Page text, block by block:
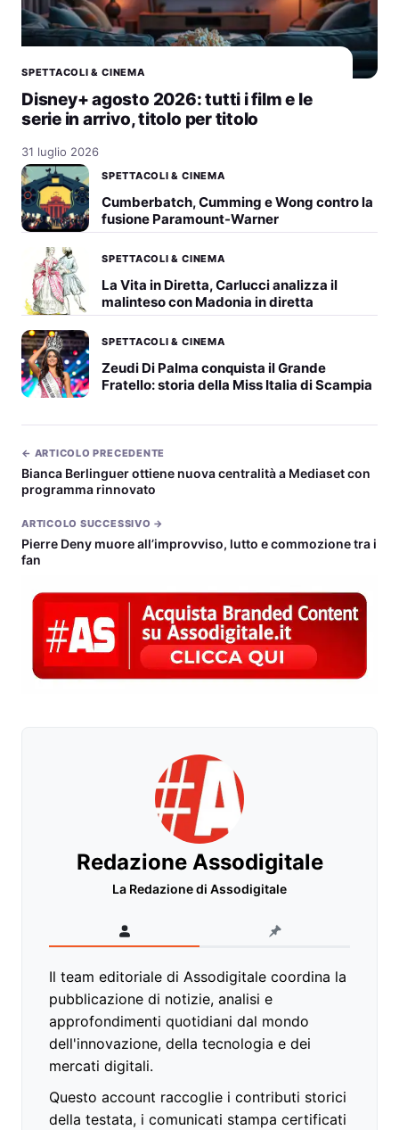
SPETTACOLI & CINEMA
Disney+ agosto 2026: tutti i film e le
serie in arrivo, titolo per titolo
31 luglio 2026
SPETTACOLI & CINEMA
Cumberbatch, Cumming e Wong contro la
fusione Paramount-Warner
SPETTACOLI & CINEMA
La Vita in Diretta, Carlucci analizza il
malinteso con Madonia in diretta
SPETTACOLI & CINEMA
Zeudi Di Palma conquista il Grande
Fratello: storia della Miss Italia di Scampia
← ARTICOLO PRECEDENTE
Bianca Berlinguer ottiene nuova centralità a Mediaset con
programma rinnovato
ARTICOLO SUCCESSIVO →
Pierre Deny muore all’improvviso, lutto e commozione tra i
fan
Redazione Assodigitale
La Redazione di Assodigitale
Il team editoriale di Assodigitale coordina la
pubblicazione di notizie, analisi e
approfondimenti quotidiani dal mondo
dell'innovazione, della tecnologia e dei
mercati digitali.
Questo account raccoglie i contributi storici
della testata, i comunicati stampa certificati